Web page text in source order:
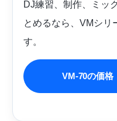
DJ練習、制作、ミッ
とめるなら、VMシリ
す。
VM-70の価格